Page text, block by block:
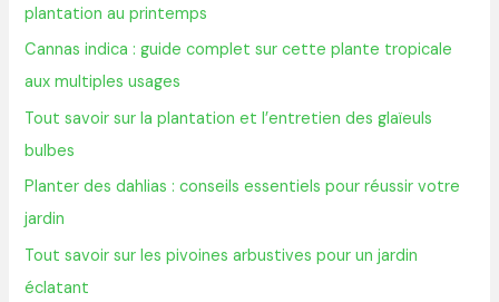
h
e
r
:
plantation au printemps
Cannas indica : guide complet sur cette plante tropicale
aux multiples usages
Tout savoir sur la plantation et l’entretien des glaïeuls
bulbes
Planter des dahlias : conseils essentiels pour réussir votre
jardin
Tout savoir sur les pivoines arbustives pour un jardin
éclatant